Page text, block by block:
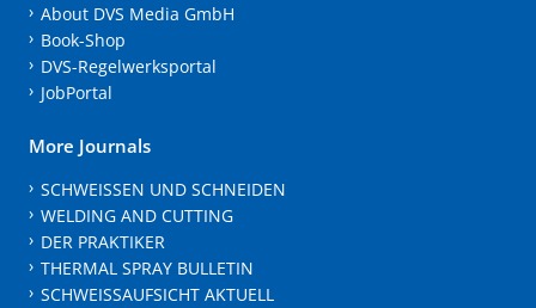
About DVS Media GmbH
Book-Shop
DVS-Regelwerksportal
JobPortal
More Journals
SCHWEISSEN UND SCHNEIDEN
WELDING AND CUTTING
DER PRAKTIKER
THERMAL SPRAY BULLETIN
SCHWEISSAUFSICHT AKTUELL